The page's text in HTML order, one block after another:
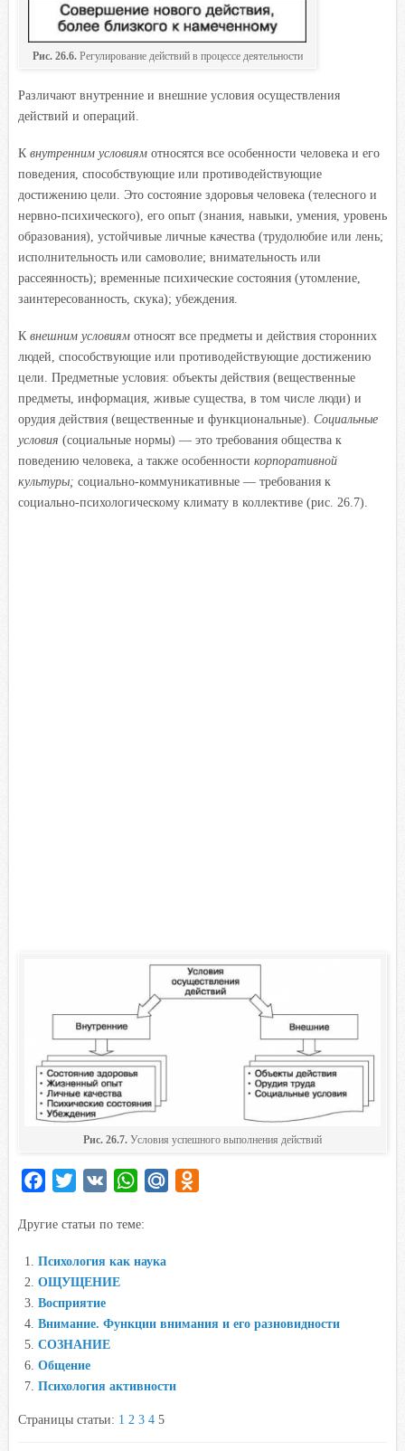
Рис. 26.6.Регулирование действий в процессе деятельности
Различают внутренние и внешние условия осуществления
действий и операций.
К внутренним условиям относятся все особенности человека и его
поведения, способствующие или противодействующие
достижению цели. Это состояние здоровья человека (телесного и
нервно-психического), его опыт (знания, навыки, умения, уровень
образования), устойчивые личные качества (трудолюбие или лень;
исполнительность или самоволие; внимательность или
рассеянность); временные психические состояния (утомление,
заинтересованность, скука); убеждения.
К внешним условиям относят все предметы и действия сторонних
людей, способствующие или противодействующие достижению
цели. Предметные условия: объекты действия (вещественные
предметы, информация, живые существа, в том числе люди) и
орудия действия (вещественные и функциональные). Социальные
условия (социальные нормы) — это требования общества к
поведению человека, а также особенности корпоративной
культуры; социально-коммуникативные — требования к
социально-психологическому климату в коллективе (рис. 26.7).
Рис. 26.7. Условия успешного выполнения действий
c
b
o
o
k
i
t
e
r
W
a
p
u
a
Другие статьи по теме:
Психология как наука
ОЩУЩЕНИЕ
Восприятие
Внимание. Функции внимания и его разновидности
СОЗНАНИЕ
Общение
Психология активности
Страницы статьи: 1 2 3 4 5